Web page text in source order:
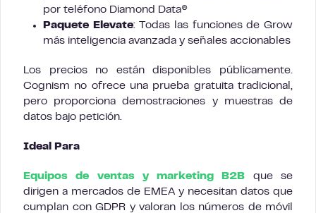
por teléfono Diamond Data®
Paquete Elevate: Todas las funciones de Grow
más inteligencia avanzada y señales accionables
Los precios no están disponibles públicamente.
Cognism no ofrece una prueba gratuita tradicional,
pero proporciona demostraciones y muestras de
datos bajo petición.
Ideal Para
Equipos de ventas y marketing B2B que se
dirigen a mercados de EMEA y necesitan datos que
cumplan con GDPR y valoran los números de móvil